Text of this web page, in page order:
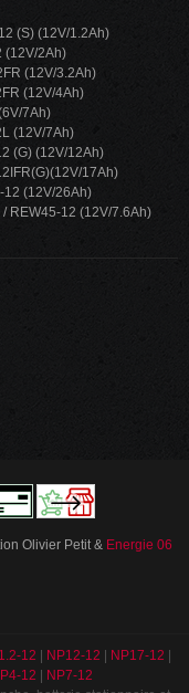
(S) (12V/1.2Ah)
(12V/2Ah)
(12V/3.2Ah)
(12V/4Ah)
7Ah)
(12V/7Ah)
(G) (12V/12Ah)
17Ah)
12 (12V/26Ah)
/ REW45-12 (12V/7.6Ah)
Olivier Petit & Energie 06
12 | NP12-12 | NP17-12 |
12 | NP7-12